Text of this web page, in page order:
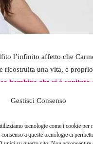
Gestisci Consenso
tecnologie come i cookie per
a queste tecnologie ci
l’infinito affetto che
ricostruita una vita, e
bambina che ci è capitato
visto com’è cresciuta e